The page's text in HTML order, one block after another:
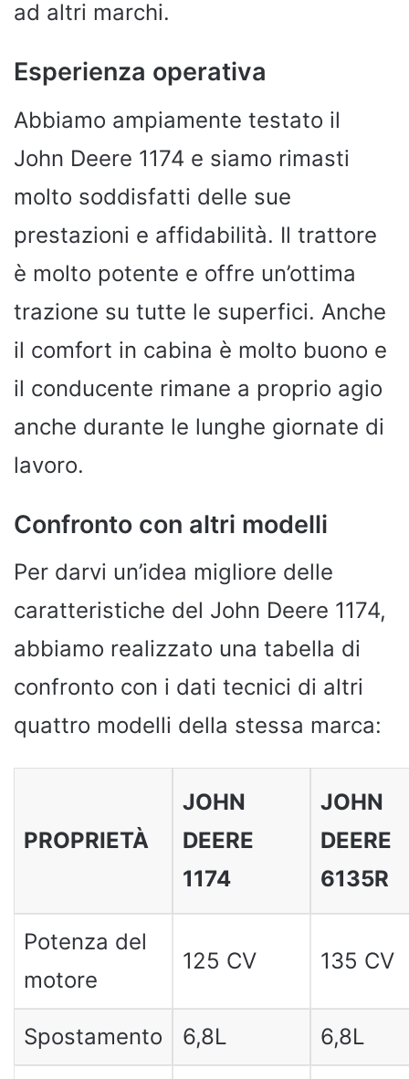
ad altri marchi.
Esperienza operativa
Abbiamo ampiamente testato il
John Deere 1174 e siamo rimasti
molto soddisfatti delle sue
prestazioni e affidabilità. Il trattore
è molto potente e offre un’ottima
trazione su tutte le superfici. Anche
il comfort in cabina è molto buono e
il conducente rimane a proprio agio
anche durante le lunghe giornate di
lavoro.
Confronto con altri modelli
Per darvi un’idea migliore delle
caratteristiche del John Deere 1174,
abbiamo realizzato una tabella di
confronto con i dati tecnici di altri
quattro modelli della stessa marca:
PROPRIETÀ
JOHN
DEERE
1174
JOHN
DEERE
6135R
Potenza del
motore
125 CV 135 CV
Spostamento 6,8L 6,8L